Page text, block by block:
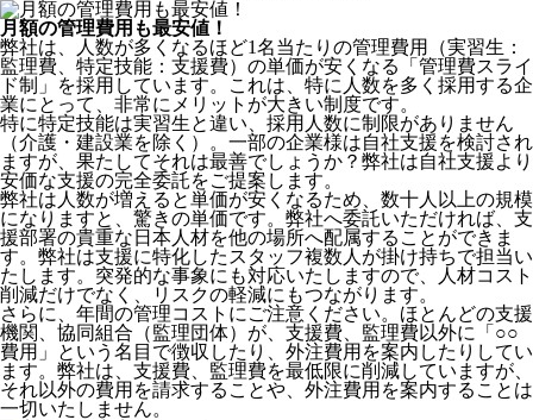
月額の管理費用も最安値！
弊社は、
人数が多くなるほど1名当たりの管理費用（実習生：
監理費、特定技能：支援費）の単価が安くなる「管理費スライ
ド制」を採用 しています。これは、特に人数を多く採用する企
業にとって、非常にメリットが大きい制度です。
特に特定技能は実習生と違い、採用人数に制限がありません
（介護・建設業を除く）。一部の企業様は自社支援を検討され
ますが、果たしてそれは最善でしょうか？弊社は自社支援より
安価な支援の完全委託をご提案します。
弊社は人数が増えると単価が安くなるため、数十人以上の規模
になりますと、驚きの単価です。弊社へ委託いただければ、支
援部署の貴重な日本人材を他の場所へ配属することができま
す。弊社は支援に特化したスタッフ複数人が掛け持ちで担当い
たします。突発的な事象にも対応いたしますので、人材コスト
削減だけでなく、リスクの軽減にもつながります。
さらに、年間の管理コストにご注意ください。ほとんどの支援
機関、協同組合（監理団体）が、支援費、監理費以外に「○○
費用」という名目で徴収したり、外注費用を案内したりしてい
ます。弊社は、支援費、監理費を最低限に削減していますが、
それ以外の費用を請求することや、外注費用を案内することは
一切いたしません。